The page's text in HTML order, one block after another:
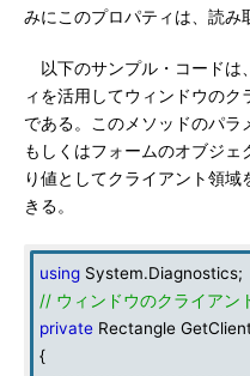
みにこのプロパティは、読み
以下のサンプル・コードは
ィを活用してウィンドウの
である。このメソッドのパ
もしくはフォームのオブジ
り値としてクライアント領
きる。
using System.Diagnostics;
// ウィンドウのクライアン
private Rectangle
{